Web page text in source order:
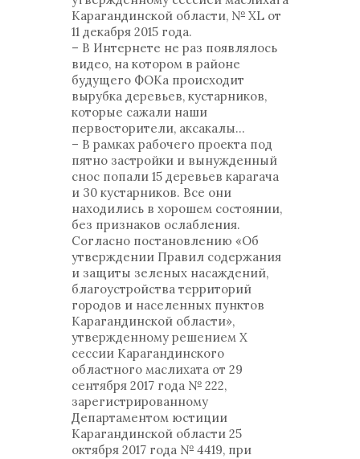
Карагандинской области, № ХL от
11 декабря 2015 года.
– В Интернете не раз появлялось
видео, на котором в районе
будущего ФОКа происходит
вырубка деревьев, кустарников,
которые сажали наши
первосторители, аксакалы...
– В рамках рабочего проекта под
пятно застройки и вынужденный
снос попали 15 деревьев карагача
и 30 кустарников. Все они
находились в хорошем состоянии,
без признаков ослабления.
Согласно постановлению «Об
утверждении Правил содержания
и защиты зеленых насаждений,
благоустройства территорий
городов и населенных пунктов
Карагандинской области»,
утвержденному решением Х
сессии Карагандинского
областного маслихата от 29
сентября 2017 года № 222,
зарегистрированному
Департаментом юстиции
Карагандинской области 25
октября 2017 года № 4419, при